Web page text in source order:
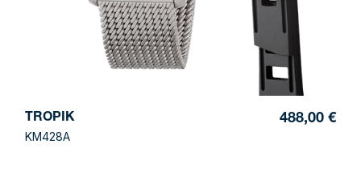
TROPIK
KM428A
488,00 €